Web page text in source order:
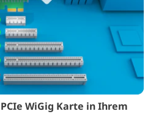
WiGig Karte in Ihrem